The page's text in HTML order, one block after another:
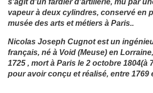
vapeur à deux cylindres, conservé en
musée des arts et métiers à Paris..
Nicolas Joseph Cugnotest un
français, né à Void (Meuse) en
1725 , mort à Paris le 2 octobre 1804(à
pour avoir conçu et réalisé, entre 1769